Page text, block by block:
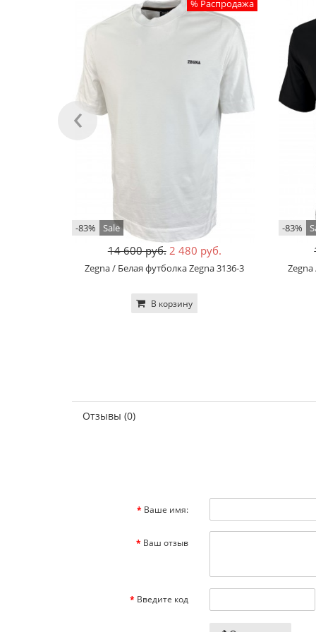
% Распродажа
-83% Sale
14 600 руб. 2 480 руб.
Zegna / Белая футболка Zegna 3136-3
В корзину
-83%
‹
Отзывы (0)
Ваше имя:
Ваш отзыв
Введите код